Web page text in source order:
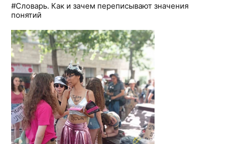
#Словарь. Как и зачем переписывают значения
понятий